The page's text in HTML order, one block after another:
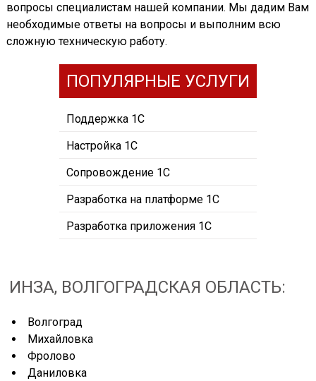
вопросы специалистам нашей компании. Мы дадим Вам
необходимые ответы на вопросы и выполним всю
сложную техническую работу.
ПОПУЛЯРНЫЕ УСЛУГИ
Поддержка 1С
Настройка 1С
Сопровождение 1С
Разработка на платформе 1С
Разработка приложения 1С
ИНЗА, ВОЛГОГРАДСКАЯ ОБЛАСТЬ:
Волгоград
Михайловка
Фролово
Даниловка